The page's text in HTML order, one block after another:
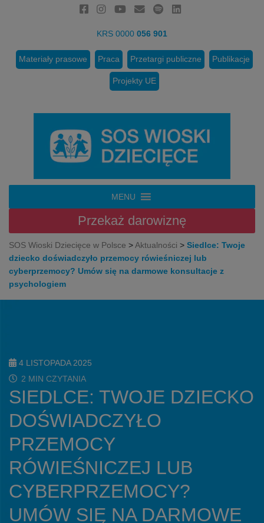
KRS 0000 056 901
Materiały prasowe Praca Przetargi publiczne Publikacje
Projekty UE
MENU
Przekaż darowiznę
SOS Wioski Dziecięce w Polsce >Aktualności > Siedlce: Twoje
dziecko doświadczyło przemocy rówieśniczej lub
cyberprzemocy? Umów się na darmowe konsultacje z
psychologiem
4 LISTOPADA 2025
2 MIN CZYTANIA
SIEDLCE: TWOJE DZIECKO
DOŚWIADCZYŁO
PRZEMOCY
RÓWIEŚNICZEJ LUB
CYBERPRZEMOCY?
UMÓW SIĘ NA DARMOWE